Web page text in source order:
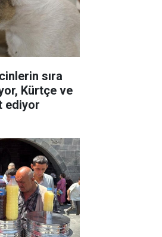
sıra
Kürtçe ve
ediyor